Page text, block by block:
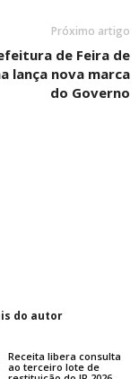
Próximo artigo
de Feira de
lança nova marca
do Governo
do autor
Receita libera consulta
ao terceiro lote de